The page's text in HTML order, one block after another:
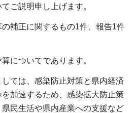
ご説明申し上げます。
補正に関するもの1件、報告1件
についてであります。
ては、感染防止対策と県内経済
加速するため、感染拡大防止策
民生活や県内産業への支援など